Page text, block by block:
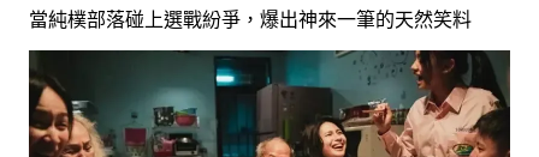
當純樸部落碰上選戰紛爭，爆出神來一筆的天然笑料